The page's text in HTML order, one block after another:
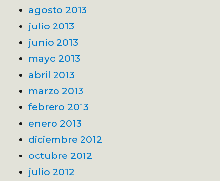
agosto 2013
julio 2013
junio 2013
mayo 2013
abril 2013
marzo 2013
febrero 2013
enero 2013
diciembre 2012
octubre 2012
julio 2012